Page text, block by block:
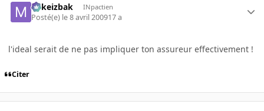
Mikeizbak INpactien
Posté(e) le 8 avril 200917 a
l'ideal serait de ne pas impliquer ton assureur effectivement !
Citer